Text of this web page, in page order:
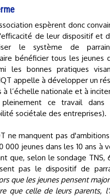
espèrent donc
de leur dispositif et
le système de
bénéficier tous les jeunes
les bonnes pratiques
appelle à développer un
à l’échelle nationale et à
ce travail dans
sociétale des entreprises).
ne manquent pas
000 jeunes dans les 10 ans à
que, selon le sondage TNS,
pas le dispositif de
que les jeunes pensent
que celle de leurs parents,